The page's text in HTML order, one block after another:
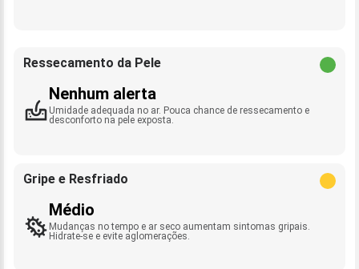
Ressecamento da Pele
Nenhum alerta
Umidade adequada no ar. Pouca chance de ressecamento e
desconforto na pele exposta.
Gripe e Resfriado
Médio
Mudanças no tempo e ar seco aumentam sintomas gripais.
Hidrate-se e evite aglomerações.